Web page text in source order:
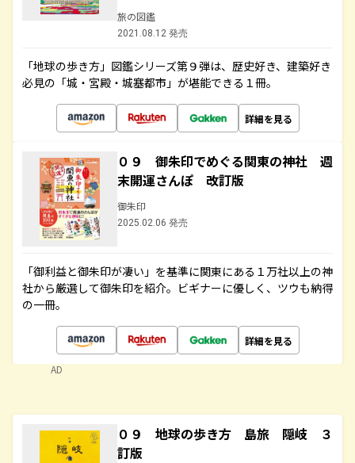
旅の図鑑
2021.08.12 発売
「地球の歩き方」図鑑シリーズ第９弾は、歴史好き、建築好き
必見の「城・宮殿・城塞都市」が堪能できる１冊。
詳細を見る
０９ 御朱印でめぐる関東の神社 週
末開運さんぽ 改訂版
御朱印
2025.02.06 発売
「御利益と御朱印が凄い」を基準に関東にある１万社以上の神
社から厳選して御朱印を紹介。ビギナーに優しく、ツウも納得
の一冊。
詳細を見る
AD
０９ 地球の歩き方 島旅 隠岐 ３
訂版